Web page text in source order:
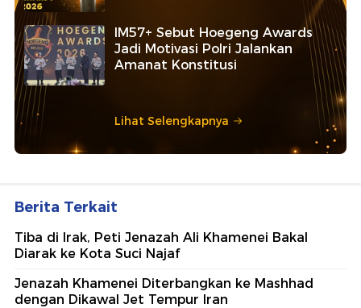
IM57+ Sebut Hoegeng Awards
Jadi Motivasi Polri Jalankan
Amanat Konstitusi
Lihat Selengkapnya
Berita Terkait
Tiba di Irak, Peti Jenazah Ali Khamenei Bakal
Diarak ke Kota Suci Najaf
Jenazah Khamenei Diterbangkan ke Mashhad
dengan Dikawal Jet Tempur Iran